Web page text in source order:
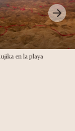
en la playa